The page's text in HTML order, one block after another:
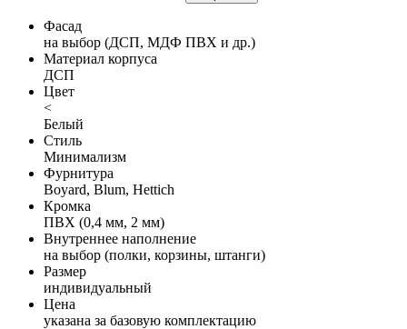
Фасад
на выбор (ДСП, МДФ ПВХ и др.)
Материал корпуса
ДСП
Цвет
<
Белый
Стиль
Минимализм
Фурнитура
Boyard, Blum, Hettich
Кромка
ПВХ (0,4 мм, 2 мм)
Внутреннее наполнение
на выбор (полки, корзины, штанги)
Размер
индивидуальный
Цена
указана за базовую комплектацию